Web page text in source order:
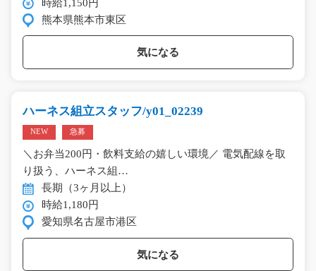
時給1,150円
熊本県熊本市東区
気になる
ハーネス組立スタッフ/y01_02239
NEW 急募
＼お弁当200円・飲料支給の嬉しい環境／ 電気配線を取
り扱う、ハーネス組…
長期（3ヶ月以上）
時給1,180円
愛知県名古屋市港区
気になる